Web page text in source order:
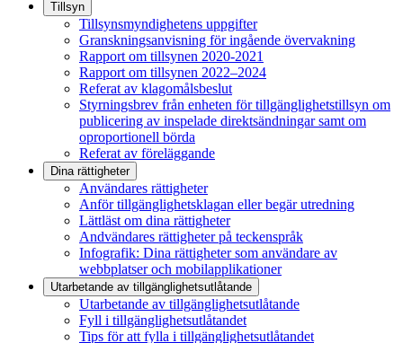
Tillsyn
Tillsynsmyndighetens uppgifter
Granskningsanvisning för ingående övervakning
Rapport om tillsynen 2020-2021
Rapport om tillsynen 2022–2024
Referat av klagomålsbeslut
Styrningsbrev från enheten för tillgänglighetstillsyn om
publicering av inspelade direktsändningar samt om
oproportionell börda
Referat av föreläggande
Dina rättigheter
Användares rättigheter
Anför tillgänglighetsklagan eller begär utredning
Lättläst om dina rättigheter
Andvändares rättigheter på teckenspråk
Infografik: Dina rättigheter som användare av
webbplatser och mobilapplikationer
Utarbetande av tillgänglighets­utlåtande
Utarbetande av tillgänglighetsutlåtande
Fyll i tillgänglighetsutlåtandet
Tips för att fylla i tillgänglighetsutlåtandet